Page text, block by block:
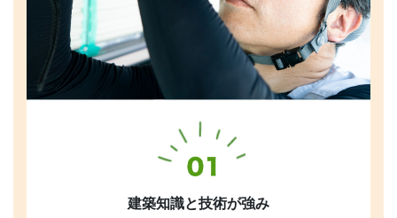
建築知識と技術が強み